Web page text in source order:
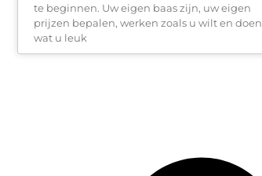
te beginnen. Uw eigen baas zijn, uw eigen
prijzen bepalen, werken zoals u wilt en doen
wat u leuk